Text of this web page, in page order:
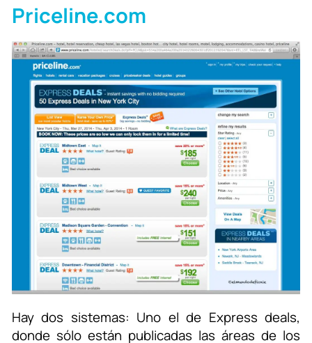
Priceline.com
Hay dos sistemas: Uno el de Express deals,
donde sólo están publicadas las áreas de los